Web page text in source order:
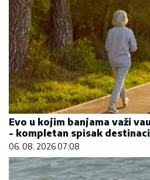
Evo u kojim banjama važi
- kompletan spisak
06. 08. 2026 07:08